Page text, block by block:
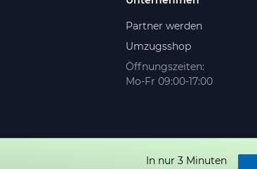
In nur 3 Minuten
Partner werden
Umzugsshop
Öffnungszeiten:
Mo-Fr 09:00-17:00